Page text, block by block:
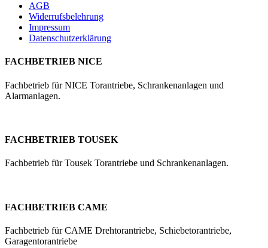
AGB
Widerrufsbelehrung
Impressum
Datenschutzerklärung
FACHBETRIEB NICE
Fachbetrieb für NICE Torantriebe, Schrankenanlagen und
Alarmanlagen.
FACHBETRIEB TOUSEK
Fachbetrieb für Tousek Torantriebe und Schrankenanlagen.
FACHBETRIEB CAME
Fachbetrieb für CAME Drehtorantriebe, Schiebetorantriebe,
Garagentorantriebe